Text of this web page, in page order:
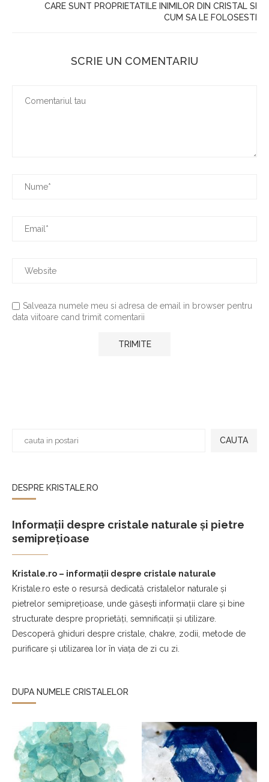
CARE SUNT PROPRIETATILE INIMILOR DIN CRISTAL SI
CUM SA LE FOLOSESTI
SCRIE UN COMENTARIU
Salveaza numele meu si adresa de email in browser pentru
data viitoare cand trimit comentarii
CAUTA
DESPRE KRISTALE.RO
Informații despre cristale naturale și pietre
semiprețioase
Kristale.ro – informații despre cristale naturale
Kristale.ro este o resursă dedicată cristalelor naturale și
pietrelor semiprețioase, unde găsești informații clare și bine
structurate despre proprietăți, semnificații și utilizare.
Descoperă ghiduri despre cristale, chakre, zodii, metode de
purificare și utilizarea lor în viața de zi cu zi.
DUPA NUMELE CRISTALELOR